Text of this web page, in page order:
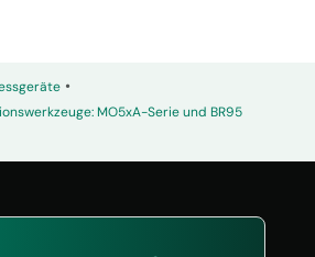
•
MO5xA-Serie und BR95